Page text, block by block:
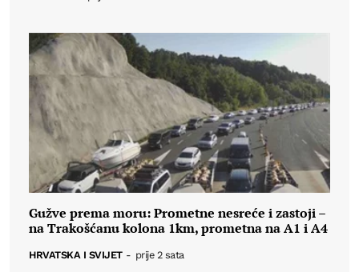
Gužve prema moru: Prometne nesreće i zastoji –
na Trakošćanu kolona 1km, prometna na A1 i A4
HRVATSKA I SVIJET - prije 2 sata